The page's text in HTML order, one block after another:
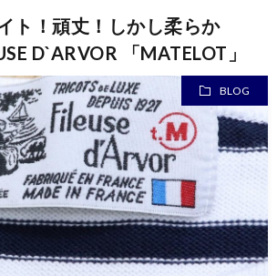
ト！頑丈！しかし柔らか
D`ARVOR 「MATELOT」
BLOG